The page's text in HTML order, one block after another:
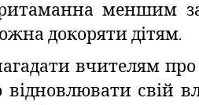
меншим
докоряти дітям.
вчителям про
свій